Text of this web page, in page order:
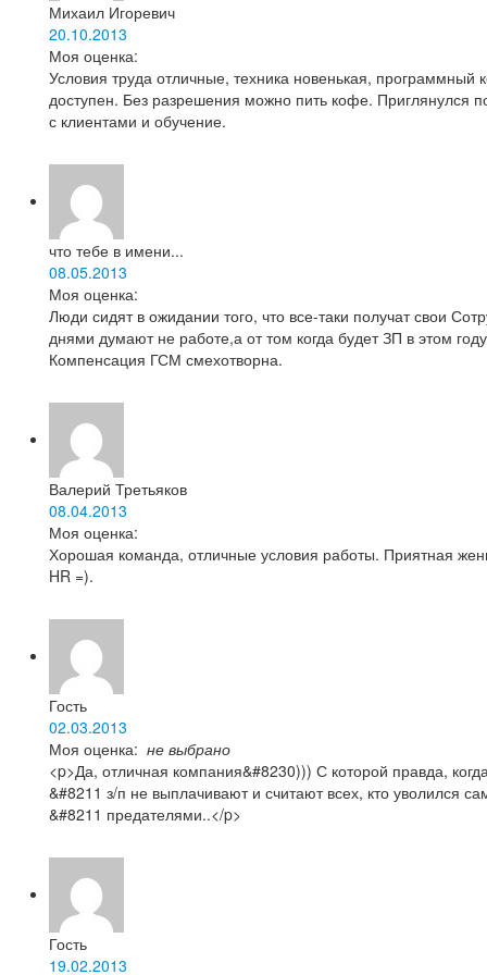
Михаил Игоревич
20.10.2013
Моя оценка:
Условия труда отличные, техника новенькая, программный
доступен. Без разрешения можно пить кофе. Приглянулся
с клиентами и обучение.
что тебе в имени...
08.05.2013
Моя оценка:
Люди сидят в ожидании того, что все-таки получат свои
днями думают не работе,а от том когда будет ЗП в этом
Компенсация ГСМ смехотворна.
Валерий Третьяков
08.04.2013
Моя оценка:
Хорошая команда, отличные условия работы. Приятная
HR =).
Гость
02.03.2013
Моя оценка: не выбрано
<p>Да, отличная компания&#8230))) С которой правда,
&#8211 з/п не выплачивают и считают всех, кто уволился
&#8211 предателями..</p>
Гость
19.02.2013